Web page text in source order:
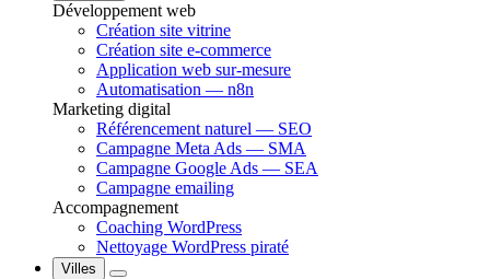
Développement web
Création site vitrine
Création site e-commerce
Application web sur-mesure
Automatisation — n8n
Marketing digital
Référencement naturel — SEO
Campagne Meta Ads — SMA
Campagne Google Ads — SEA
Campagne emailing
Accompagnement
Coaching WordPress
Nettoyage WordPress piraté
Villes